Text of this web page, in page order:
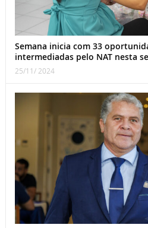
Semana inicia com 33
intermediadas pelo NAT nesta
25/11/ 2024